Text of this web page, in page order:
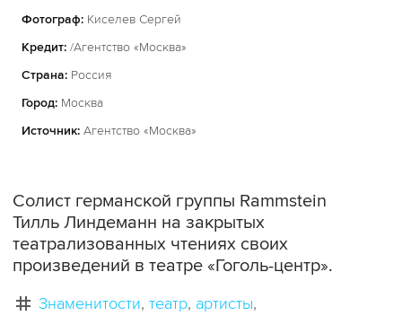
Фотограф: Киселев Сергей
Кредит: /Агентство «Москва»
Страна: Россия
Город: Москва
Источник: Агентство «Москва»
Солист германской группы Rammstein
Тилль Линдеманн на закрытых
театрализованных чтениях своих
произведений в театре «Гоголь-центр».
Знаменитости театр артисты